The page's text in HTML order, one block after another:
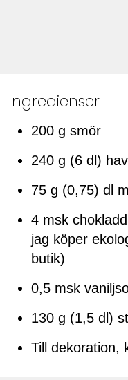
Ingredienser
200 g smör
240 g (6 dl)
75 g (0,75) dl
4 msk
jag köper
butik)
0,5 msk
130 g (1,5 dl)
Till dekoration,